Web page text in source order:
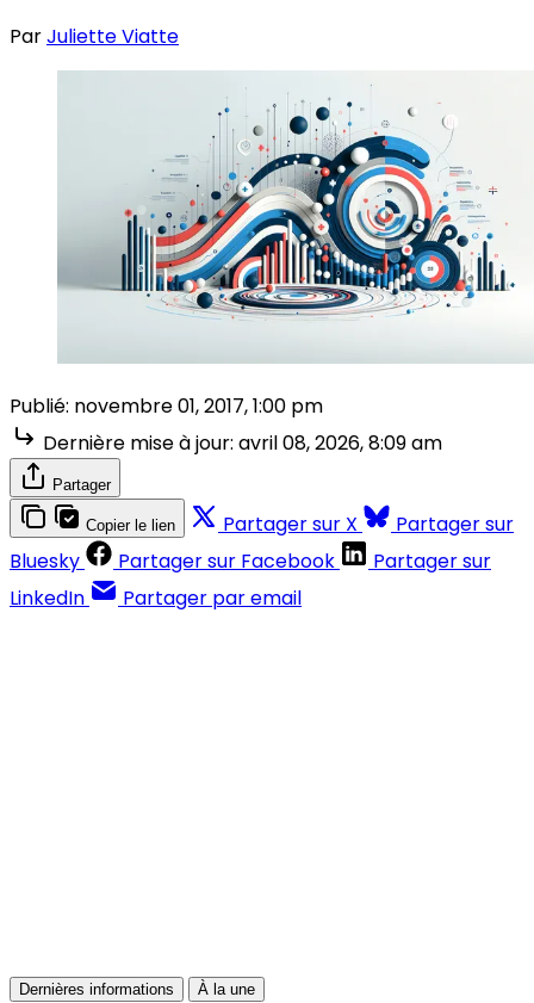
ParJuliette Viatte
Publié: novembre 01, 2017, 1:00 pm
Dernière mise à jour: avril 08, 2026, 8:09 am
Partager
Copier le lien Partager sur X
Partager sur
Bluesky
Partager sur Facebook
Partager sur
LinkedIn
Partager par email
Dernières informations À la une